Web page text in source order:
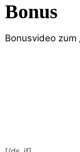
Bonus
Bonusvideo zum